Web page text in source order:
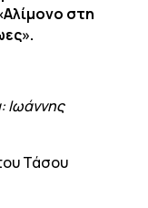
στη
Ιωάννης
Τάσου